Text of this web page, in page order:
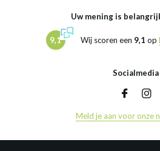
Uw mening is
9,1 Wij scoren een 9,1 op
Socialmedia
Meld je aan voor onze